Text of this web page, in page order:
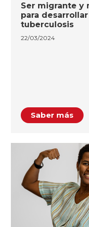
Ser migrante y
para
tuberculosis
22/03/2024
Saber más